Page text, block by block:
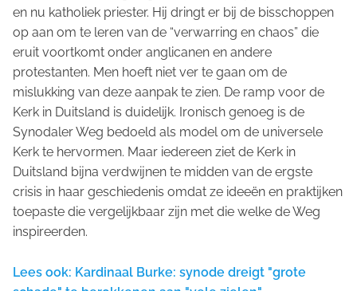
en nu katholiek priester. Hij dringt er bij de bisschoppen
op aan om te leren van de “verwarring en chaos” die
eruit voortkomt onder anglicanen en andere
protestanten. Men hoeft niet ver te gaan om de
mislukking van deze aanpak te zien. De ramp voor de
Kerk in Duitsland is duidelijk. Ironisch genoeg is de
Synodaler Weg bedoeld als model om de universele
Kerk te hervormen. Maar iedereen ziet de Kerk in
Duitsland bijna verdwijnen te midden van de ergste
crisis in haar geschiedenis omdat ze ideeën en praktijken
toepaste die vergelijkbaar zijn met die welke de Weg
inspireerden.
Lees ook: Kardinaal Burke: synode dreigt "grote